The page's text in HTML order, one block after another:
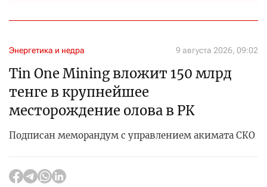
Энергетика и недра 9 августа 2026, 09:02
Tin One Mining вложит 150 млрд
тенге в крупнейшее
месторождение олова в РК
Подписан меморандум с управлением акимата СКО